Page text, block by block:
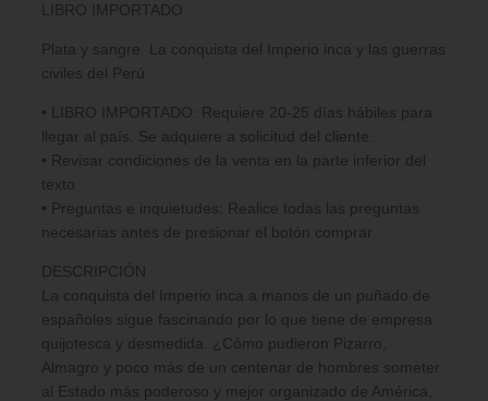
LIBRO IMPORTADO
Plata y sangre. La conquista del Imperio inca y las guerras
civiles del Perú
• LIBRO IMPORTADO: Requiere 20-25 días hábiles para
llegar al país. Se adquiere a solicitud del cliente.
• Revisar condiciones de la venta en la parte inferior del
texto
• Preguntas e inquietudes: Realice todas las preguntas
necesarias antes de presionar el botón comprar
DESCRIPCIÓN
La conquista del Imperio inca a manos de un puñado de
españoles sigue fascinando por lo que tiene de empresa
quijotesca y desmedida. ¿Cómo pudieron Pizarro,
Almagro y poco más de un centenar de hombres someter
al Estado más poderoso y mejor organizado de América,